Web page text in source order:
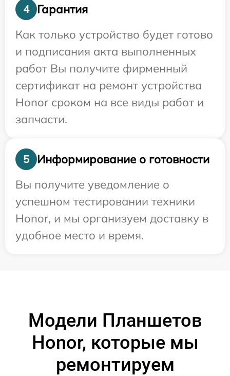
4
Гарантия
Как только устройство будет готово
и подписания акта выполненных
работ Вы получите фирменный
сертификат на ремонт устройства
Honor сроком на все виды работ и
запчасти.
5
Информирование о готовности
Вы получите уведомление о
успешном тестировании техники
Honor, и мы организуем доставку в
удобное место и время.
Модели Планшетов
Honor, которые мы
ремонтируем